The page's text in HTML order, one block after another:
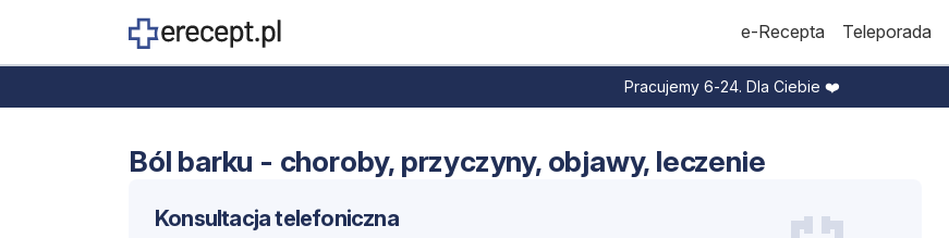
e-Recepta Teleporada
Pracujemy 6-24. Dla Ciebie ❤️
Ból barku - choroby, przyczyny, objawy, leczenie
Konsultacja telefoniczna